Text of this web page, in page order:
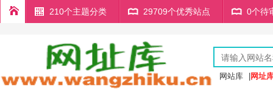
210个主题分类 29709个优秀站点 0个待
网站库 网址